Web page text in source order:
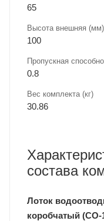
65
Высота внешняя (мм)
100
Пропускная
0.8
Вес комплекта (кг)
30.86
состава
Лоток
коробчатый (СО-